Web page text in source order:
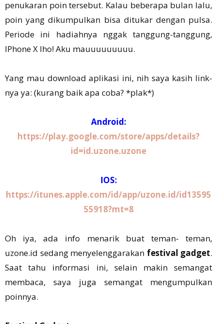
penukaran poin tersebut. Kalau beberapa bulan lalu,
poin yang dikumpulkan bisa ditukar dengan pulsa.
Periode ini hadiahnya nggak tanggung-tanggung,
IPhone X lho! Aku mauuuuuuuuu.
Yang mau download aplikasi ini, nih saya kasih link-
nya ya: (kurang baik apa coba? *plak*)
Android:
https://play.google.com/store/apps/details?
id=id.uzone.uzone
IOS:
https://itunes.apple.com/id/app/uzone.id/id13595
55918?mt=8
Oh iya, ada info menarik buat teman- teman,
uzone.id sedang menyelenggarakan festival gadget.
Saat tahu informasi ini, selain makin semangat
membaca, saya juga semangat mengumpulkan
poinnya.